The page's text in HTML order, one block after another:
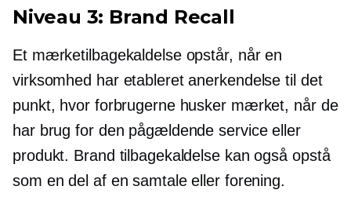
Niveau 3: Brand Recall
Et mærketilbagekaldelse opstår, når en
virksomhed har etableret anerkendelse til det
punkt, hvor forbrugerne husker mærket, når de
har brug for den pågældende service eller
produkt. Brand tilbagekaldelse kan også opstå
som en del af en samtale eller forening.